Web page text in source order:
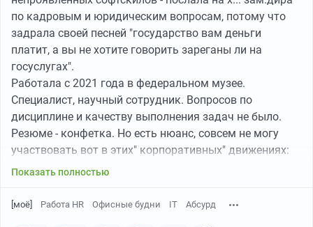
по кадровым и юридическим вопросам, потому что
задрала своей песней "государство вам деньги
платит, а вы не хотите говорить зареганы ли на
госуслугах".
Работала с 2021 года в федеральном музее.
Специалист, научный сотрудник. Вопросов по
дисциплине и качеству выполнения задач не было.
Резюме - конфетка. Но есть нюанс, совсем не могу
участвовать вот в этих" корпоративных" движениях:
скинуться всем миром на нужды бедствующих, резко
чтобы руководство отчиталось перед вышестоящими,
Показать полностью
[моё] Работа HR Офисные будни IT Абсурд